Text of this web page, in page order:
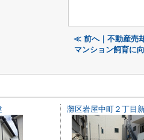
≪ 前へ｜不動産売
マンション飼育に
灘区岩屋中町２丁目